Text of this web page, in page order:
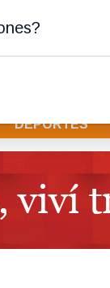
DEPORTES